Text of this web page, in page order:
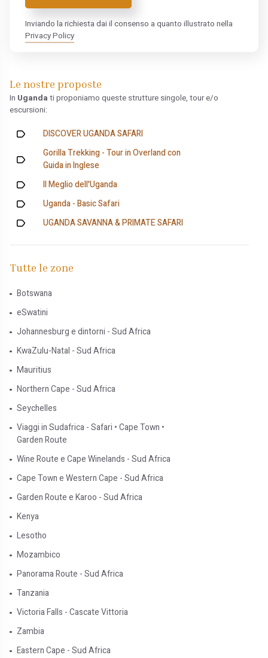
Inviando la richiesta dai il consenso a quanto illustrato nella
Privacy Policy
Le nostre proposte
In Ugandati proponiamo queste strutture singole, tour e/o
escursioni:
DISCOVER UGANDA SAFARI
Gorilla Trekking - Tour in Overland con
Guida in Inglese
Il Meglio dell'Uganda
Uganda - Basic Safari
UGANDA SAVANNA & PRIMATE SAFARI
Tutte le zone
Botswana
eSwatini
Johannesburg e dintorni - Sud Africa
KwaZulu-Natal - Sud Africa
Mauritius
Northern Cape - Sud Africa
Seychelles
Viaggi in Sudafrica - Safari • Cape Town •
Garden Route
Wine Route e Cape Winelands - Sud Africa
Cape Town e Western Cape - Sud Africa
Garden Route e Karoo - Sud Africa
Kenya
Lesotho
Mozambico
Panorama Route - Sud Africa
Tanzania
Victoria Falls - Cascate Vittoria
Zambia
Eastern Cape - Sud Africa